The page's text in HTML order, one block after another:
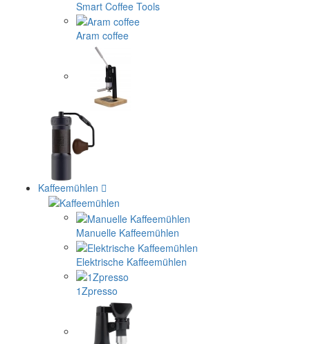
Smart Coffee Tools
Aram coffee
Kaffeemühlen
Manuelle Kaffeemühlen
Elektrische Kaffeemühlen
1Zpresso